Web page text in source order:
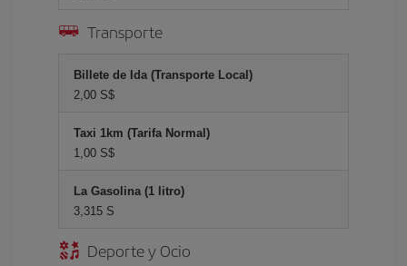
Transporte
Billete de Ida (Transporte Local)
2,00 S$
Taxi 1km (Tarifa Normal)
1,00 S$
La Gasolina (1 litro)
3,315 S
Deporte y Ocio